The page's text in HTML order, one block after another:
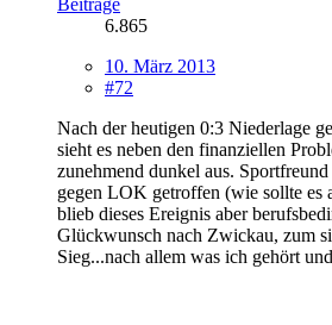
6.865
10. März 2013
#72
Nach der heutigen 0:3 Niederlage
sieht es neben den finanziellen
zunehmend dunkel aus.
gegen LOK getroffen (wie sollte es
blieb dieses Ereignis aber
Glückwunsch nach Zwickau, zum
Sieg...nach allem was ich gehört